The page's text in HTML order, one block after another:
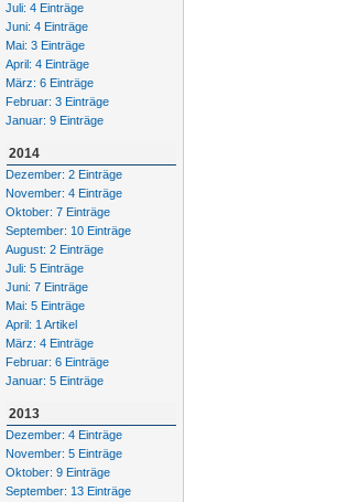
Juli: 4 Einträge
Juni: 4 Einträge
Mai: 3 Einträge
April: 4 Einträge
März: 6 Einträge
Februar: 3 Einträge
Januar: 9 Einträge
2014
Dezember: 2 Einträge
November: 4 Einträge
Oktober: 7 Einträge
September: 10 Einträge
August: 2 Einträge
Juli: 5 Einträge
Juni: 7 Einträge
Mai: 5 Einträge
April: 1 Artikel
März: 4 Einträge
Februar: 6 Einträge
Januar: 5 Einträge
2013
Dezember: 4 Einträge
November: 5 Einträge
Oktober: 9 Einträge
September: 13 Einträge